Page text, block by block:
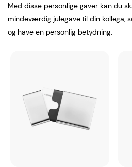
Med disse personlige gaver kan du
mindeværdig julegave til din kollega,
og have en personlig betydning.